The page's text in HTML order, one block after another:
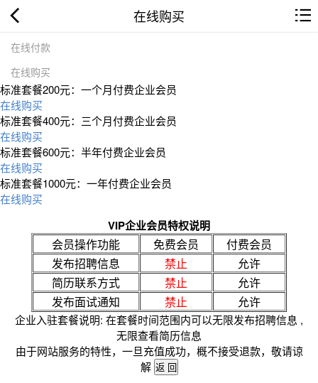
在线购买
在线付款
在线购买
标准套餐200元：一个月付费企业会员
在线购买
标准套餐400元：三个月付费企业会员
在线购买
标准套餐600元：半年付费企业会员
在线购买
标准套餐1000元：一年付费企业会员
在线购买
VIP企业会员特权说明
会员操作功能 免费会员
付费会员
发布招聘信息
禁止
允许
简历联系方式
禁止
允许
发布面试通知
禁止 允许
企业入驻套餐说明: 在套餐时间范围内可以无限发布招聘信息 ,
无限查看简历信息
由于网站服务的特性，一旦充值成功，概不接受退款，敬请谅
解